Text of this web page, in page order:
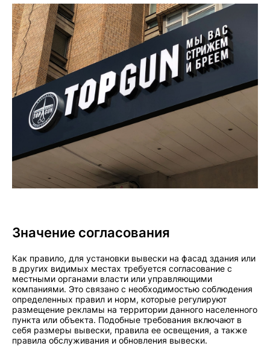
Значение согласования
Как правило, для установки вывески на фасад здания или
в других видимых местах требуется согласование с
местными органами власти или управляющими
компаниями. Это связано с необходимостью соблюдения
определенных правил и норм, которые регулируют
размещение рекламы на территории данного населенного
пункта или объекта. Подобные требования включают в
себя размеры вывески, правила ее освещения, а также
правила обслуживания и обновления вывески.